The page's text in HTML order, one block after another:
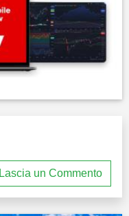
Lascia un Commento